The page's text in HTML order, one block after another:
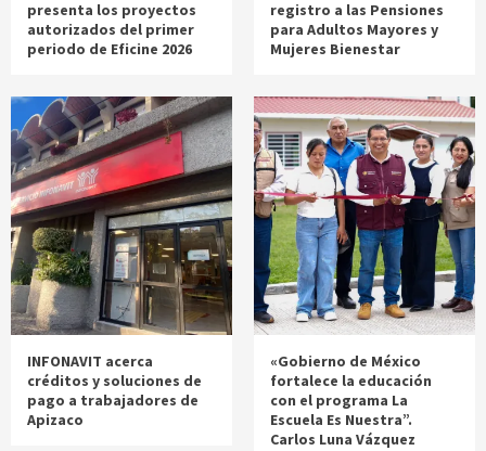
presenta los proyectos
autorizados del primer
periodo de Eficine 2026
registro a las Pensiones
para Adultos Mayores y
Mujeres Bienestar
INFONAVIT acerca
créditos y soluciones de
pago a trabajadores de
Apizaco
«Gobierno de México
fortalece la educación
con el programa La
Escuela Es Nuestra”.
Carlos Luna Vázquez